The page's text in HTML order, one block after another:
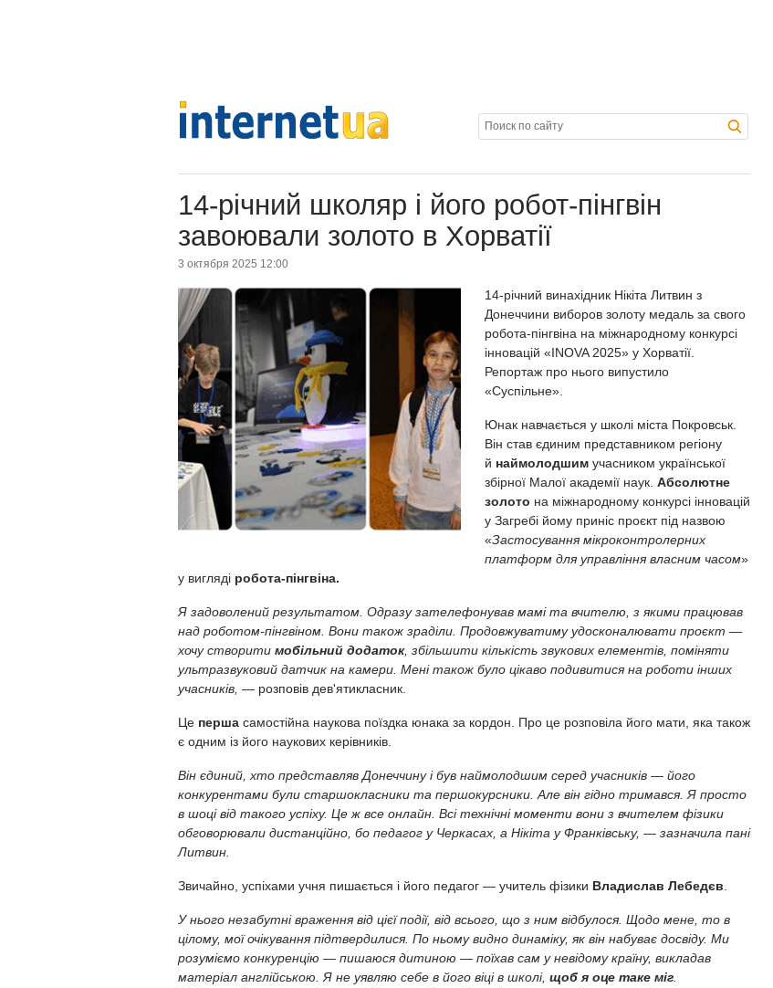
14-річний школяр і його робот-пінгвін
завоювали золото в Хорватії
3 октября 2025 12:00
14-річний винахідник Нікіта Литвин з
Донеччини виборов золоту медаль за свого
робота-пінгвіна на міжнародному конкурсі
інновацій «INOVA 2025» у Хорватії.
Репортаж про нього випустило
«Суспільне».
Юнак навчається у школі міста Покровськ.
Він став єдиним представником регіону
й наймолодшим учасником української
збірної Малої академії наук. Абсолютне
золото на міжнародному конкурсі інновацій
у Загребі йому приніс проєкт під назвою
«Застосування мікроконтролерних
платформ для управління власним часом»
у вигляді робота-пінгвіна.
Я задоволений результатом. Одразу зателефонував мамі та вчителю, з якими працював
над роботом-пінгвіном. Вони також зраділи. Продовжуватиму удосконалювати проєкт —
хочу створити мобільний додаток, збільшити кількість звукових елементів, поміняти
ультразвуковий датчик на камери. Мені також було цікаво подивитися на роботи інших
учасників, — розповів дев'ятикласник.
Це перша самостійна наукова поїздка юнака за кордон. Про це розповіла його мати, яка також
є одним із його наукових керівників.
Він єдиний, хто представляв Донеччину і був наймолодшим серед учасників — його
конкурентами були старшокласники та першокурсники. Але він гідно тримався. Я просто
в шоці від такого успіху. Це ж все онлайн. Всі технічні моменти вони з вчителем фізики
обговорювали дистанційно, бо педагог у Черкасах, а Нікіта у Франківську, — зазначила пані
Литвин.
Звичайно, успіхами учня пишається і його педагог — учитель фізики Владислав Лебедєв
У нього незабутні враження від цієї події, від всього, що з ним відбулося. Щодо мене, то в
цілому, мої очікування підтвердилися. По ньому видно динаміку, як він набуває досвіду. Ми
розуміємо конкуренцію — пишаюся дитиною — поїхав сам у невідому країну, викладав
матеріал англійською. Я не уявляю себе в його віці в школі, щоб я оце таке міг